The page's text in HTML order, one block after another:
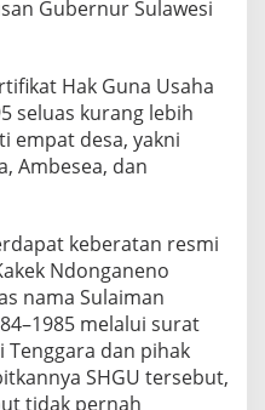
Gubernur Sulawesi
Hak Guna Usaha
seluas kurang lebih
empat desa, yakni
Ambesea, dan
keberatan resmi
Ndonganeno
nama Sulaiman
melalui surat
Tenggara dan pihak
SHGU tersebut,
tidak pernah